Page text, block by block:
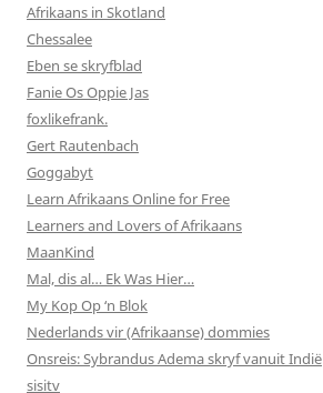
Afrikaans in Skotland
Chessalee
Eben se skryfblad
Fanie Os Oppie Jas
foxlikefrank.
Gert Rautenbach
Goggabyt
Learn Afrikaans Online for Free
Learners and Lovers of Afrikaans
MaanKind
Mal, dis al… Ek Was Hier…
My Kop Op ‘n Blok
Nederlands vir (Afrikaanse) dommies
Onsreis: Sybrandus Adema skryf vanuit Indië
sisitv